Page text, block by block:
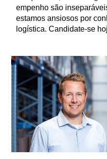
empenho são
estamos ansiosos por
logística. Candidate-se